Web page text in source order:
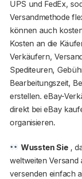
UPS und FedEx,
Versandmethode
können auch
Kosten an die
Verkäufern,
Spediteuren,
Bearbeitungszeit,
erstellen. eBay-
direkt bei eBay
organisieren.
Wussten Sie,
weltweiten Versand
versenden einfach